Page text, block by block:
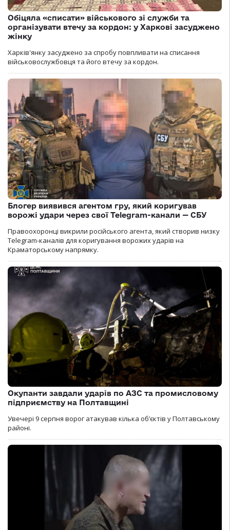
Обіцяла «списати» військового зі служби та
організувати втечу за кордон: у Харкові засуджено
жінку
Харків'янку засуджено за спробу повпливати на списання
військовослужбовця та його втечу за кордон.
Блогер виявився агентом гру, який коригував
ворожі удари через свої Telegram-канали — СБУ
Правоохоронці викрили російського агента, який створив низку
Telegram-каналів для коригування ворожих ударів на
Краматорському напрямку.
Окупанти завдали ударів по АЗС та промисловому
підприємству на Полтавщині
Увечері 9 серпня ворог атакував кілька обʼєктів у Полтавському
районі.